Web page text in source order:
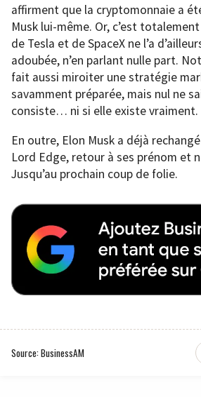
affirment que la cryptomonnaie a
Musk lui-même. Or, c’est
de Tesla et de SpaceX ne l’a
adoubée, n’en parlant nulle part.
fait aussi miroiter une stratégie
savamment préparée, mais nul ne
consiste… ni si elle existe vraiment.
En outre, Elon Musk a déjà
Lord Edge, retour à ses prénom et
Jusqu’au prochain coup de folie.
Source: BusinessAM